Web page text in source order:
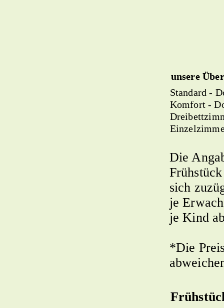
unsere
Standard -
Komfort -
Die
sich
je
je Kind
*Die